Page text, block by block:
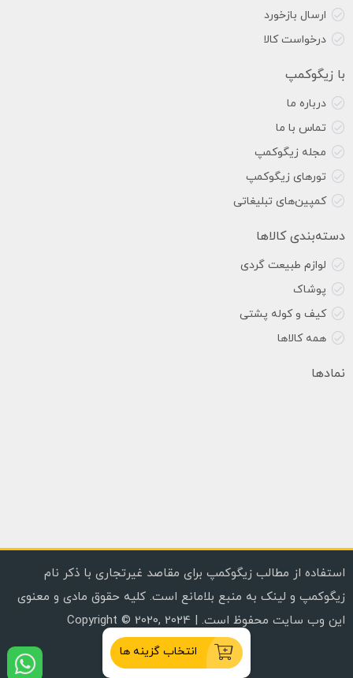
ارسال بازخورد
درخواست کالا
با زیگوکمپ
درباره ما
تماس با ما
مجله زیگوکمپ
تورهای زیگوکمپ
کمپین‌های تبلیغاتی
دسته‌بندی کالاها
لوازم طبیعت گردی
پوشاک
کیف و کوله پشتی
همه کالاها
نمادها
استفاده از مطالب زیگوکمپ برای مقاصد غیرتجاری با ذکر نام
زیگوکمپ و لینک به منبع بلامانع است. کلیه حقوق مادی و معنوی
این وب سایت محفوظ است. | Copyright © 2020, 2024
انتخاب گزینه ها